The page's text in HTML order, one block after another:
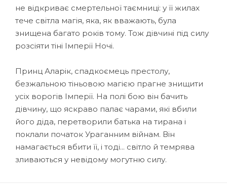
не відкриває смертельної таємниці: у її жилах
тече світла магія, яка, як вважають, була
знищена багато років тому. Тож дівчині під силу
розсіяти тіні Імперії Ночі.
Принц Аларік, спадкоємець престолу,
безжальною тіньовою магією прагне знищити
усіх ворогів Імперії. На полі бою він бачить
дівчину, що яскраво палає чарами, які вбили
його діда, перетворили батька на тирана і
поклали початок Ураганним війнам. Він
намагається вбити її, і тоді... світло й темрява
зливаються у невідому могутню силу.